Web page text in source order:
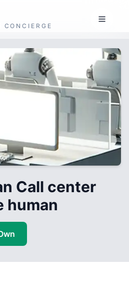
CONCIERGE
Call center
human